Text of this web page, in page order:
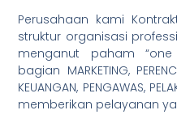
Perusahaan kami
struktur organisasi
menganut paham
bagian MARKETING,
KEUANGAN, PENGAWAS,
memberikan pelayanan